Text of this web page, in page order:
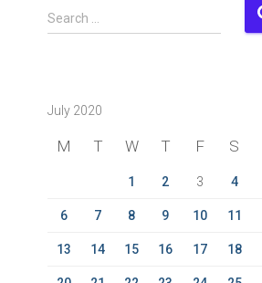
S
e
h
Search …
July 2020
M T W T F S
1 2 3 4
6 7 8 9 10 11
13 14 15 16 17 18